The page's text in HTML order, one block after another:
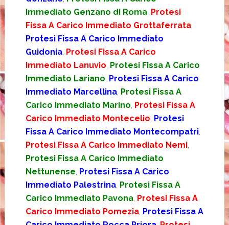
Immediato Genzano di Roma, Protesi
Fissa A Carico Immediato Grottaferrata,
Protesi Fissa A Carico Immediato
Guidonia, Protesi Fissa A Carico
Immediato Lanuvio Protesi Fissa A Carico
Immediato Lariano Protesi Fissa A Carico
Immediato Marcellina, Protesi Fissa A
Carico Immediato Marino Protesi Fissa A
Carico Immediato Montecelio Protesi
Fissa A Carico Immediato Montecompatri,
Protesi Fissa A Carico Immediato Nemi,
Protesi Fissa A Carico Immediato
Nettunense Protesi Fissa A Carico
Immediato Palestrina, Protesi Fissa A
Carico Immediato Pavona, Protesi Fissa A
Carico Immediato Pomezia, Protesi Fissa A